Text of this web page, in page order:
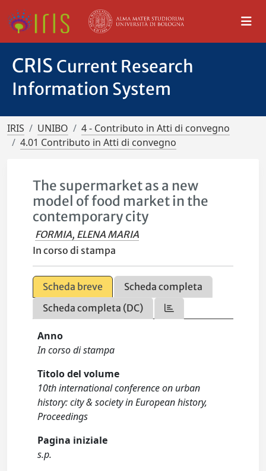
CRIS Current Research
Information System
IRIS UNIBO
4 - Contributo in Atti di convegno
4.01 Contributo in Atti di convegno
The supermarket as a new
model of food market in the
contemporary city
FORMIA, ELENA MARIA
In corso di stampa
Scheda breve
Scheda completa
Scheda completa (DC)
Anno
In corso di stampa
Titolo del volume
10th international conference on urban
history: city & society in European history,
Proceedings
Pagina iniziale
s.p.